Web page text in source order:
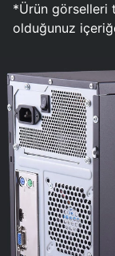
*Ürün görselleri
olduğunuz